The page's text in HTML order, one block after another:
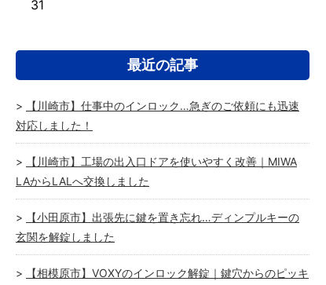
31
最近の記事
【川崎市】仕事中のインロック…急ぎのご依頼にも迅速
対応しました！
【川崎市】工場の出入口ドアを使いやすく改善｜MIWA
LAからLALへ交換しました
【小田原市】出張先に鍵を置き忘れ…ディンプルキーの
玄関を解錠しました
【相模原市】VOXYのインロック解錠｜鍵穴からのピッキ